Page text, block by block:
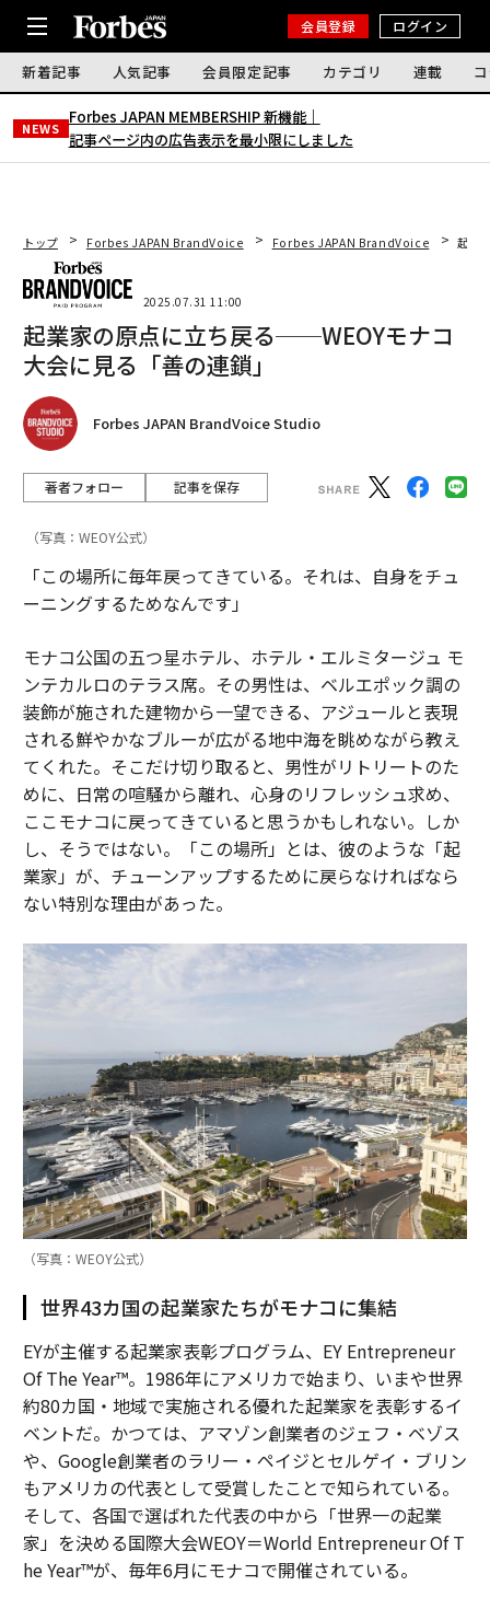
会員登録 ログイン
新着記事 人気記事 会員限定記事 カテゴリ 連載
NEWS
Forbes JAPAN MEMBERSHIP 新機能｜
記事ページ内の広告表示を最小限にしました
トップ Forbes JAPAN BrandVoice Forbes JAPAN BrandVoice 起業
2025.07.31 11:00
起業家の原点に立ち戻る──WEOYモナコ
大会に見る「善の連鎖」
Forbes JAPAN BrandVoice Studio
著者フォロー 記事を保存
（写真：WEOY公式）
「この場所に毎年戻ってきている。それは、自身をチュ
ーニングするためなんです」
モナコ公国の五つ星ホテル、ホテル・エルミタージュ モ
ンテカルロのテラス席。その男性は、ベルエポック調の
装飾が施された建物から一望できる、アジュールと表現
される鮮やかなブルーが広がる地中海を眺めながら教え
てくれた。そこだけ切り取ると、男性がリトリートのた
めに、日常の喧騒から離れ、心身のリフレッシュ求め、
ここモナコに戻ってきていると思うかもしれない。しか
し、そうではない。「この場所」とは、彼のような「起
業家」が、チューンアップするために戻らなければなら
ない特別な理由があった。
（写真：WEOY公式）
世界43カ国の起業家たちがモナコに集結
EYが主催する起業家表彰プログラム、EY Entrepreneur
Of The Year™️。1986年にアメリカで始まり、いまや世界
約80カ国・地域で実施される優れた起業家を表彰するイ
ベントだ。かつては、アマゾン創業者のジェフ・ベゾス
や、Google創業者のラリー・ペイジとセルゲイ・ブリン
もアメリカの代表として受賞したことで知られている。
そして、各国で選ばれた代表の中から「世界一の起業
家」を決める国際大会WEOY＝World Entrepreneur Of T
he Year™️が、毎年6月にモナコで開催されている。